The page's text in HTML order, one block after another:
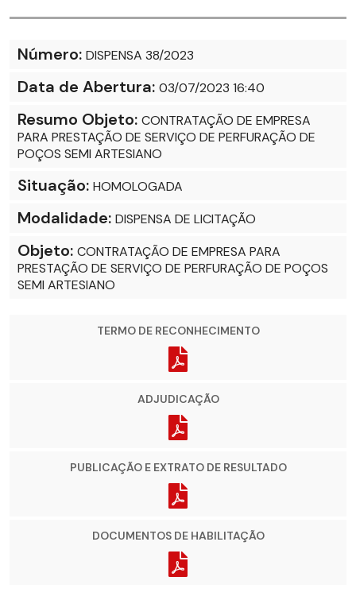
Número: DISPENSA 38/2023
Data de Abertura: 03/07/2023 16:40
Resumo Objeto: CONTRATAÇÃO DE EMPRESA
PARA PRESTAÇÃO DE SERVIÇO DE PERFURAÇÃO DE
POÇOS SEMI ARTESIANO
Situação: HOMOLOGADA
Modalidade: DISPENSA DE LICITAÇÃO
Objeto: CONTRATAÇÃO DE EMPRESA PARA
PRESTAÇÃO DE SERVIÇO DE PERFURAÇÃO DE POÇOS
SEMI ARTESIANO
TERMO DE RECONHECIMENTO
ADJUDICAÇÃO
PUBLICAÇÃO E EXTRATO DE RESULTADO
DOCUMENTOS DE HABILITAÇÃO